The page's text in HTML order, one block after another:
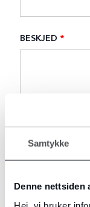
Samtykke
Denne nettsiden
BESKJED *
du har gitt
av en
forhandler